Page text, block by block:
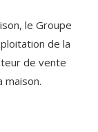
le Groupe
de la
de vente
maison.